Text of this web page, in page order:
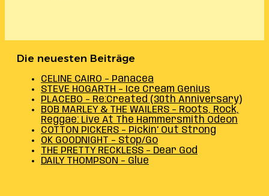
Die neuesten Beiträge
CELINE CAIRO – Panacea
STEVE HOGARTH – Ice Cream Genius
PLACEBO – Re:Created (30th Anniversary)
BOB MARLEY & THE WAILERS – Roots, Rock,
Reggae: Live At The Hammersmith Odeon
COTTON PICKERS – Pickin’ Out Strong
OK GOODNIGHT – Stop/Go
THE PRETTY RECKLESS – Dear God
DAILY THOMPSON – Glue